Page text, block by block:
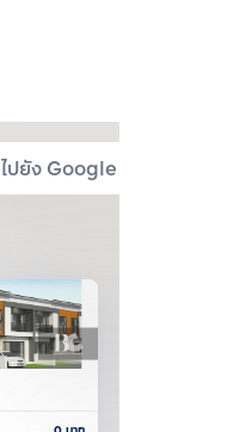
ไปยัง Google Map